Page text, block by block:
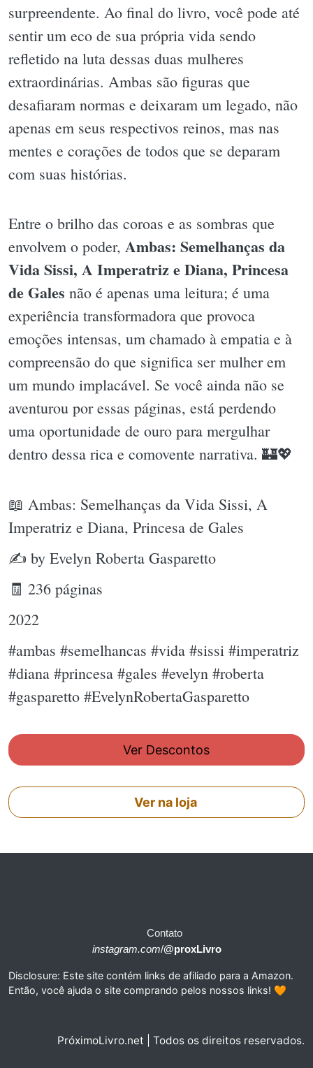
surpreendente. Ao final do livro, você pode até
sentir um eco de sua própria vida sendo
refletido na luta dessas duas mulheres
extraordinárias. Ambas são figuras que
desafiaram normas e deixaram um legado, não
apenas em seus respectivos reinos, mas nas
mentes e corações de todos que se deparam
com suas histórias.
Entre o brilho das coroas e as sombras que
envolvem o poder, Ambas: Semelhanças da
Vida Sissi, A Imperatriz e Diana, Princesa
de Gales não é apenas uma leitura; é uma
experiência transformadora que provoca
emoções intensas, um chamado à empatia e à
compreensão do que significa ser mulher em
um mundo implacável. Se você ainda não se
aventurou por essas páginas, está perdendo
uma oportunidade de ouro para mergulhar
dentro dessa rica e comovente narrativa. 🏰💖
📖 Ambas: Semelhanças da Vida Sissi, A
Imperatriz e Diana, Princesa de Gales
✍ by Evelyn Roberta Gasparetto
🧾 236 páginas
2022
#ambas #semelhancas #vida #sissi #imperatriz
#diana #princesa #gales #evelyn #roberta
#gasparetto #EvelynRobertaGasparetto
Ver Descontos
Ver na loja
Contato
instagram.com/@proxLivro
Disclosure: Este site contém links de afiliado para a Amazon.
Então, você ajuda o site comprando pelos nossos links! 🧡
PróximoLivro.net | Todos os direitos reservados.